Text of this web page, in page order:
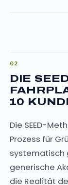
DIE
10
Die SEED-
Prozess für
systematisch
generische
die Realität